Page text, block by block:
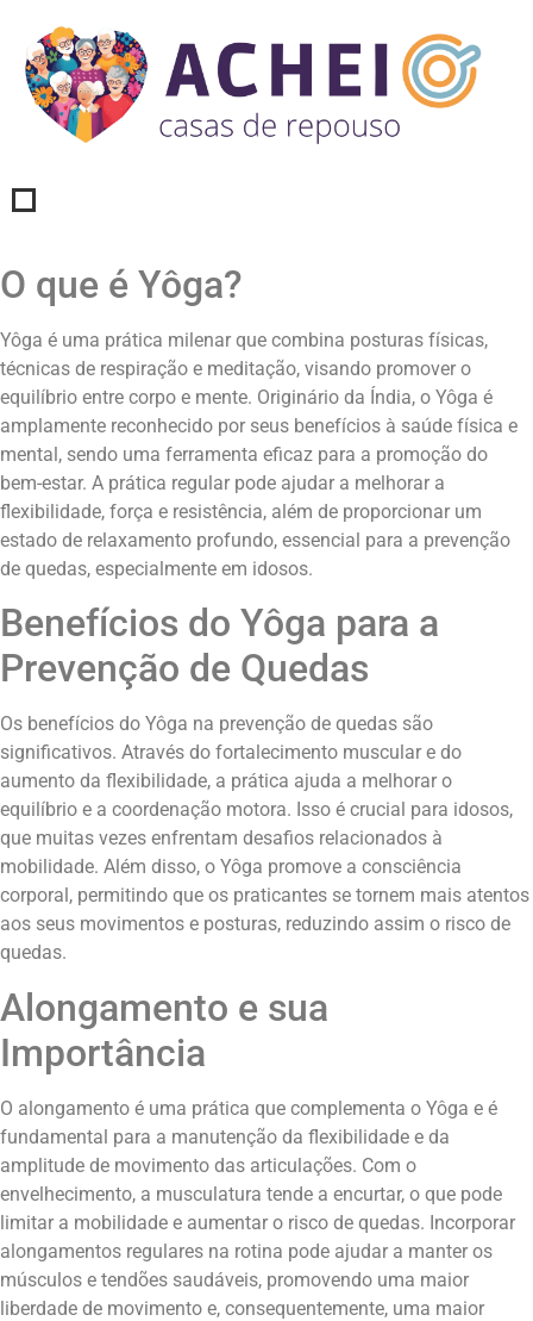
O que é Yôga?
Yôga é uma prática milenar que combina posturas físicas,
técnicas de respiração e meditação, visando promover o
equilíbrio entre corpo e mente. Originário da Índia, o Yôga é
amplamente reconhecido por seus benefícios à saúde física e
mental, sendo uma ferramenta eficaz para a promoção do
bem-estar. A prática regular pode ajudar a melhorar a
flexibilidade, força e resistência, além de proporcionar um
estado de relaxamento profundo, essencial para a prevenção
de quedas, especialmente em idosos.
Benefícios do Yôga para a
Prevenção de Quedas
Os benefícios do Yôga na prevenção de quedas são
significativos. Através do fortalecimento muscular e do
aumento da flexibilidade, a prática ajuda a melhorar o
equilíbrio e a coordenação motora. Isso é crucial para idosos,
que muitas vezes enfrentam desafios relacionados à
mobilidade. Além disso, o Yôga promove a consciência
corporal, permitindo que os praticantes se tornem mais atentos
aos seus movimentos e posturas, reduzindo assim o risco de
quedas.
Alongamento e sua
Importância
O alongamento é uma prática que complementa o Yôga e é
fundamental para a manutenção da flexibilidade e da
amplitude de movimento das articulações. Com o
envelhecimento, a musculatura tende a encurtar, o que pode
limitar a mobilidade e aumentar o risco de quedas. Incorporar
alongamentos regulares na rotina pode ajudar a manter os
músculos e tendões saudáveis, promovendo uma maior
liberdade de movimento e, consequentemente, uma maior